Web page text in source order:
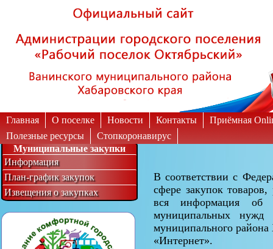
Версия для слабовидящих: Вкл Изображения:
Главная О поселке Новости Контакты
Приёмная
Полезные ресурсы
Стопкоронавирус
Муниципальные закупки
Информация
План-график закупок
Извещения о закупках
В соответствии с
сфере закупок
вся информация об
муниципальных нужд
муниципального
«Интернет».